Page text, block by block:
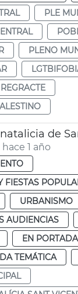
PLE
PLENO
1 año
FIESTAS
URBANISMO
AUDIENCIAS
EN PORTADA
TEMÁTICA